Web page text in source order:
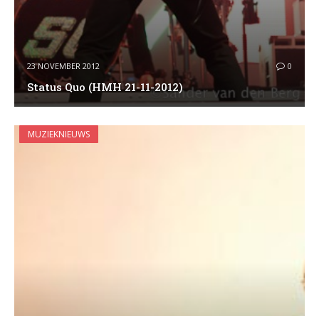
23 NOVEMBER 2012 0
Status Quo (HMH 21-11-2012)
MUZIEKNIEUWS